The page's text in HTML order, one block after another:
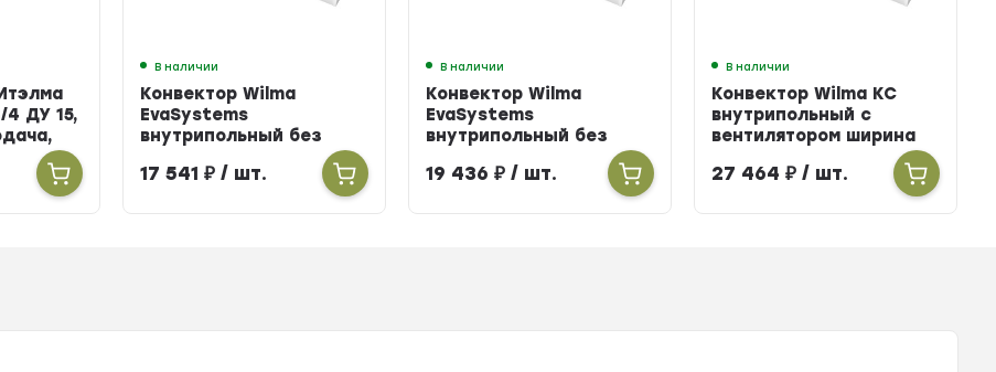
4 ДУ 15,
В наличии
Конвектор Wilma
EvaSystems
внутрипольный без
вентилятора ширина
258мм высота 90мм
17 541₽ / шт.
В наличии
Конвектор Wilma
EvaSystems
внутрипольный без
вентилятора ширина
258мм высота 160мм
19 436₽ / шт.
В наличии
Конвектор Wilma KC
внутрипольный с
вентилятором ширина
303мм высота 100мм
длина 2700мм
27 464₽ / шт.